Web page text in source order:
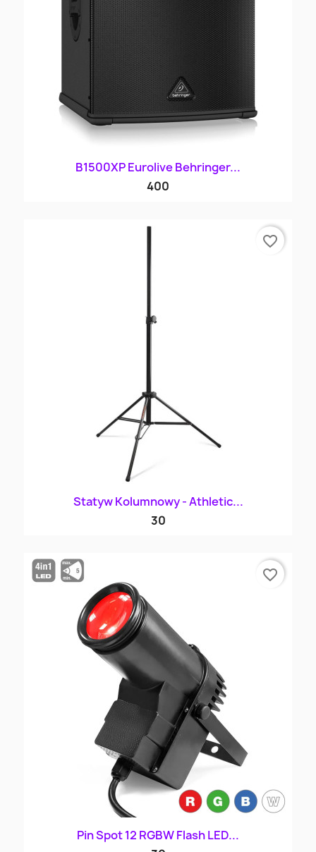
B1500XP Eurolive Behringer...
400
Statyw Kolumnowy - Athletic...
30
favorite_border
Pin Spot 12 RGBW Flash LED...
favorite_border